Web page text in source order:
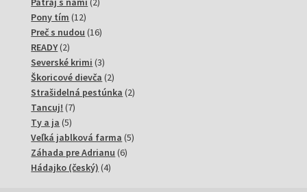
Pony tím 1212
produktov
Preč s nudou 1616
READY 22
produkty
Severské krimi 33
produkty
Škoricové dievča 22
produkty
Strašidelná pestúnka 22
Tancuj! 77
Ty a ja 55
produktov
Veľká jablková farma 55
Záhada pre Adrianu 66
Hádajko (český) 44